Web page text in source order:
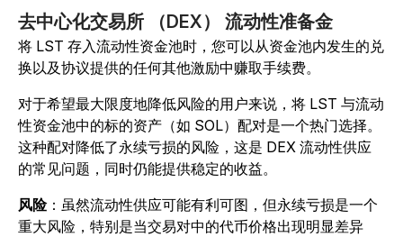
去中心化交易所 （DEX） 流动性准备金
将 LST 存入流动性资金池时，您可以从资金池内发生的兑
换以及协议提供的任何其他激励中赚取手续费。
对于希望最大限度地降低风险的用户来说，将 LST 与流动
性资金池中的标的资产（如 SOL）配对是一个热门选择。
这种配对降低了永续亏损的风险，这是 DEX 流动性供应
的常见问题，同时仍能提供稳定的收益。
风险：虽然流动性供应可能有利可图，但永续亏损是一个
重大风险，特别是当交易对中的代币价格出现明显差异